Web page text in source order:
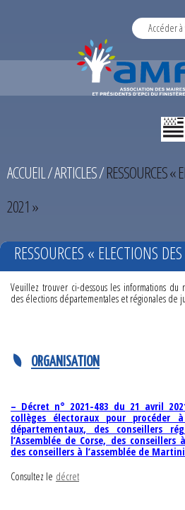
Accéder
ACCUEIL/ARTICLES/RESSOURCES «
2021 »
RESSOURCES « ELECTIONS
Veuillez trouver ci-dessous les informations du
des élections départementales et régionales de
ORGANISATION
– Décret n° 2021-483 du 21 avril
collèges électoraux pour procéder
départementaux, des conseillers
l’Assemblée de Corse, des conseillers
des conseillers à l’assemblée de
Consultez le décret